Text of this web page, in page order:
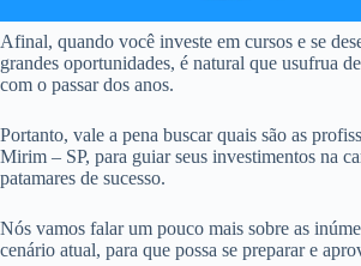
Afinal, quando você investe em cursos e se
grandes oportunidades, é natural que usufrua
com o passar dos anos.
Portanto, vale a pena buscar quais são as
Mirim – SP, para guiar seus investimentos na
patamares de sucesso.
Nós vamos falar um pouco mais sobre as
cenário atual, para que possa se preparar e